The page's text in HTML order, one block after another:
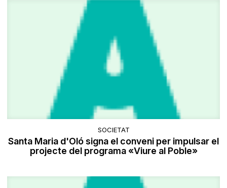
SOCIETAT
Santa Maria d'Oló signa el conveni per impulsar el
projecte del programa «Viure al Poble»